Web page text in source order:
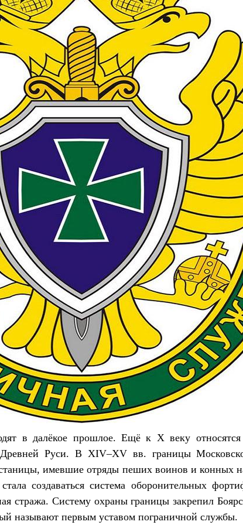
в далёкое прошлое. Ещё к X веку
Руси. В XIV–XV вв. границы
имевшие отряды пеших воинов и конных
создаваться система оборонительных
стража. Систему охраны границы закрепил
называют первым уставом пограничной службы.